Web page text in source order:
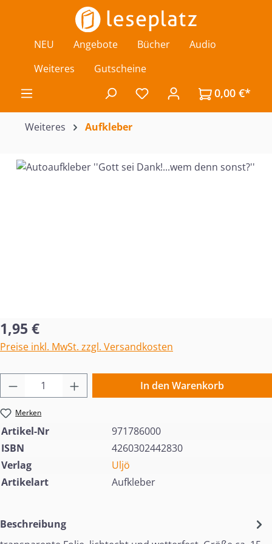
Zum Hauptinhalt springen
NEU Angebote Bücher
Audio
Weiteres
Gutscheine
Du hast 0 Produkte auf
0,00 €*
Weiteres Aufkleber
Bildergalerie überspringen
Regulärer Preis:
1,95 €
Preise inkl. MwSt. zzgl. Versandkosten
Produkt Anzahl: Gib den gewünschten
In den Warenkorb
Merken
Artikel-Nr
971786000
ISBN
4260302442830
Verlag
Uljö
Artikelart
Aufkleber
Beschreibung